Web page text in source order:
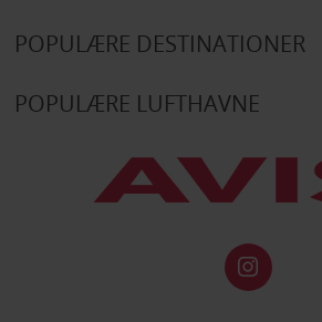
POPULÆRE DESTINATIONER
POPULÆRE LUFTHAVNE